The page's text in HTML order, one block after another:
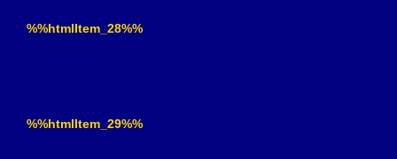
%%htmlItem_28%%
%%htmlItem_29%%